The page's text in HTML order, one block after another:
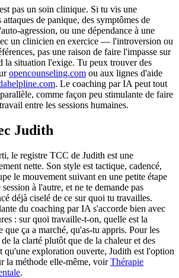
pas un soin clinique. Si tu vis une
attaques de panique, des symptômes de
agression, ou une dépendance à une
un clinicien en exercice — l'introversion ou
pas une raison de faire l'impasse sur
la situation l'exige. Tu peux trouver des
opencounseling.com ou aux lignes d'aide
. Le coaching par IA peut tout
comme façon peu stimulante de faire
entre les sessions humaines.
Judith
le registre TCC de Judith est une
nette. Son style est tactique, cadencé,
le mouvement suivant en une petite étape
à l'autre, et ne te demande pas
déjà ciselé de ce sur quoi tu travailles.
du coaching par IA s'accorde bien avec
: sur quoi travaille-t-on, quelle est la
que ça a marché, qu'as-tu appris. Pour les
la clarté plutôt que de la chaleur et des
qu'une exploration ouverte, Judith est l'option
la méthode elle-même, voirThérapie
.